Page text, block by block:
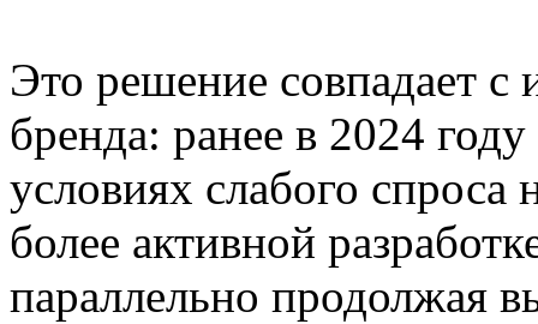
Это решение совпадает с
бренда: ранее в 2024
условиях слабого спроса
более активной
параллельно продолжая